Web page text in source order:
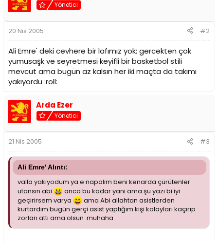
Yönetici
20 Nis 2005 #2
Ali Emre' deki cevhere bir lafımız yok; gercekten çok
yumusaşk ve seyretmesi keyifli bir basketbol stili
mevcut ama bugün az kalsın her iki maçta da takımı
yakıyordu :roll:
Arda Ezer
Yönetici
21 Nis 2005 #3
Ali Emre' Alıntı:
valla yakıyodum ya e napalım beni kenarda çürütenler
utansın abi
anca bu kadar yani ama şu yazı bi iyi
geçirirsem varya
ama Abi allahtan asistlerden
kurtardım bugün gerçi asist yaptığım kişi kolayları kaçırıp
zorları attı ama olsun :muhaha